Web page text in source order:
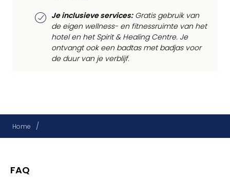
Je inclusieve services:Gratis gebruik van
de eigen wellness- en fitnessruimte van het
hotel en het Spirit & Healing Centre. Je
ontvangt ook een badtas met badjas voor
de duur van je verblijf.
Home /
FAQ